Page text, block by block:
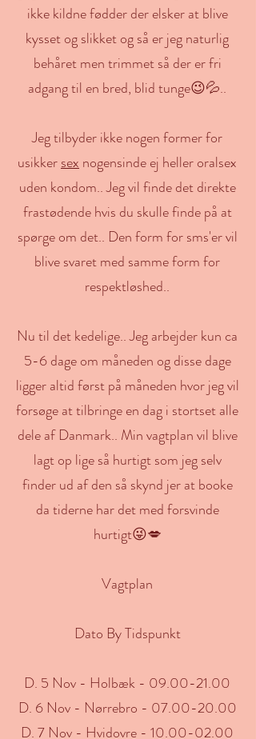
ikke kildne fødder der elsker at blive
kysset og slikket og så er jeg naturlig
behåret men trimmet så der er fri
adgang til en bred, blid tunge😉💦..
Jeg tilbyder ikke nogen former for
usikkersex nogensinde ej heller oralsex
uden kondom.. Jeg vil finde det direkte
frastødende hvis du skulle finde på at
spørge om det.. Den form for sms'er vil
blive svaret med samme form for
respektløshed..
Nu til det kedelige.. Jeg arbejder kun ca
5-6 dage om måneden og disse dage
ligger altid først på måneden hvor jeg vil
forsøge at tilbringe en dag i stortset alle
dele af Danmark.. Min vagtplan vil blive
lagt op lige så hurtigt som jeg selv
finder ud af den så skynd jer at booke
da tiderne har det med forsvinde
hurtigt😜💋
Vagtplan
Dato By Tidspunkt
D. 5 Nov - Holbæk - 09.00-21.00
D. 6 Nov - Nørrebro - 07.00-20.00
D. 7 Nov - Hvidovre - 10.00-02.00